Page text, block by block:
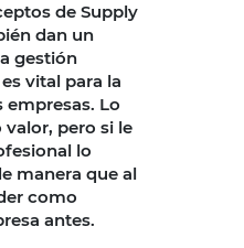
de Supply
dan un
gestión
vital para la
empresas. Lo
pero si le
lo
manera que al
como
antes.